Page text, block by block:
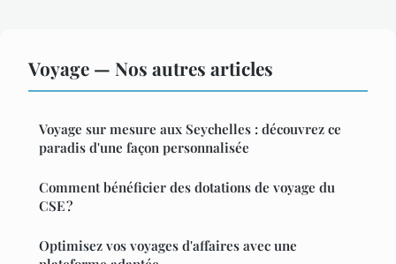
Voyage — Nos autres articles
Voyage sur mesure aux Seychelles : découvrez ce
paradis d'une façon personnalisée
Comment bénéficier des dotations de voyage du
CSE ?
Optimisez vos voyages d'affaires avec une